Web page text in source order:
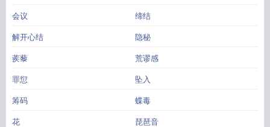
会议 缔结
解开心结 隐秘
蒺藜 荒谬感
罪愆 坠入
筹码 蝶毒
花 琵琶音